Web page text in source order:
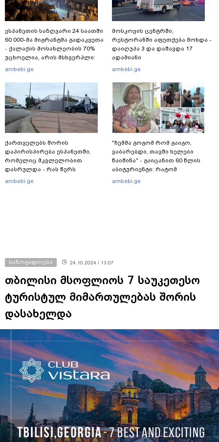
ესპანეთის საზღვარი 24 საათში
60 000-მა მიგრანტმა გადაკვეთა
- ქალაქის მოსახლეობის 70%
უცხოელია, არის მსხვერპლი:
ბოლო ცნობები სეუტადან,
გასვლის ეშინიათ
ambebi.ge
ქართველებს შორის
დაპირისპირება ესპანეთში,
რომელიც მკვლელობით
დასრულდა - რას წერს
საერთაშორისო მედია: "მანქანა
ambebi.ge
მოსკოვის ცენტრში,
რესტორანში აფეთქება მოხდა -
დაიღუპა 3 და დაშავდა 17
ადამიანი
ambebi.ge
"ჩემმა გოგომ რომ გაიგო,
ვაბარებდი, თავში ხელები
წაიშინა" - გაიცანით 60 წლის
აბიტურიენტი: რატომ
გადაწყვიტა ბაგრატიონთა
ambebi.ge
საზოგადოება 24.10.2024 / 13:07
თბილისი მსოფლიოს 7 საუკეთესო
ტურისტულ მიმართულებას შორის
დასახელდა